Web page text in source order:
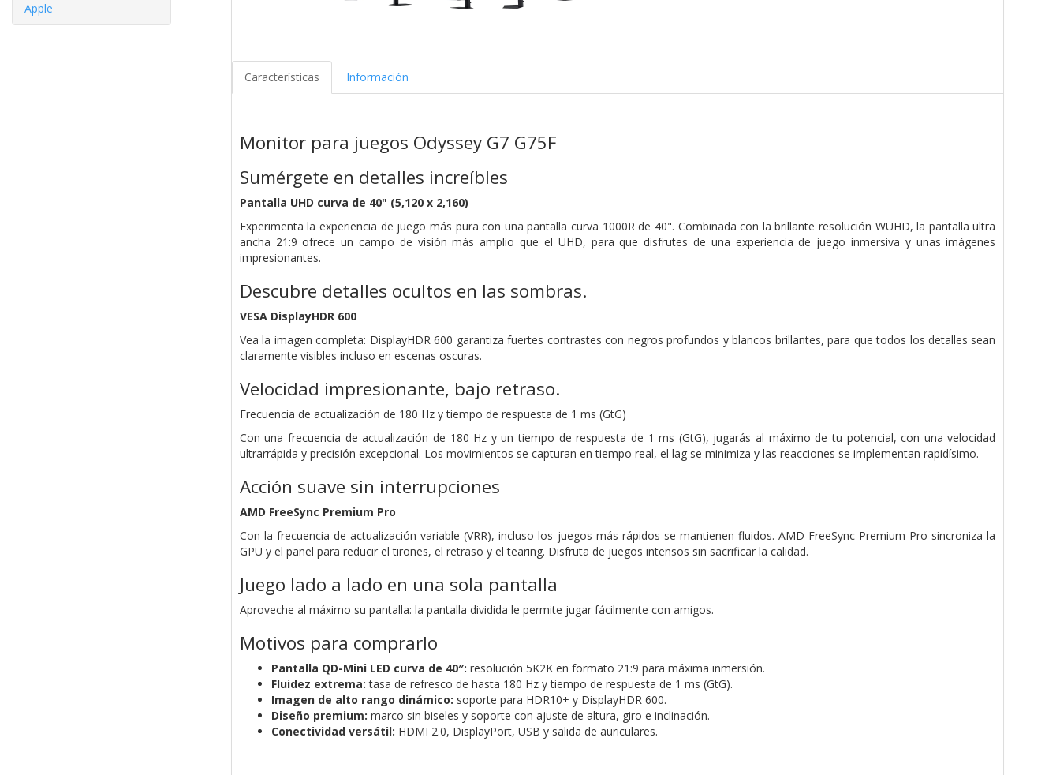
Apple
Características Información
Monitor para juegos Odyssey G7 G75F
Sumérgete en detalles increíbles
Pantalla UHD curva de 40" (5,120 x 2,160)
Experimenta la experiencia de juego más pura con una pantalla curva 1000R de 40". Combinada con la brillante resolución WUHD, la pantalla ultra
ancha 21:9 ofrece un campo de visión más amplio que el UHD, para que disfrutes de una experiencia de juego inmersiva y unas imágenes
impresionantes.
Descubre detalles ocultos en las sombras.
VESA DisplayHDR 600
Vea la imagen completa: DisplayHDR 600 garantiza fuertes contrastes con negros profundos y blancos brillantes, para que todos los detalles sean
claramente visibles incluso en escenas oscuras.
Velocidad impresionante, bajo retraso.
Frecuencia de actualización de 180 Hz y tiempo de respuesta de 1 ms (GtG)
Con una frecuencia de actualización de 180 Hz y un tiempo de respuesta de 1 ms (GtG), jugarás al máximo de tu potencial, con una velocidad
ultrarrápida y precisión excepcional. Los movimientos se capturan en tiempo real, el lag se minimiza y las reacciones se implementan rapidísimo.
Acción suave sin interrupciones
AMD FreeSync Premium Pro
Con la frecuencia de actualización variable (VRR), incluso los juegos más rápidos se mantienen fluidos. AMD FreeSync Premium Pro sincroniza la
GPU y el panel para reducir el tirones, el retraso y el tearing. Disfruta de juegos intensos sin sacrificar la calidad.
Juego lado a lado en una sola pantalla
Aproveche al máximo su pantalla: la pantalla dividida le permite jugar fácilmente con amigos.
Motivos para comprarlo
Pantalla QD-Mini LED curva de 40″: resolución 5K2K en formato 21:9 para máxima inmersión.
Fluidez extrema: tasa de refresco de hasta 180 Hz y tiempo de respuesta de 1 ms (GtG).
Imagen de alto rango dinámico: soporte para HDR10+ y DisplayHDR 600.
Diseño premium: marco sin biseles y soporte con ajuste de altura, giro e inclinación.
Conectividad versátil: HDMI 2.0, DisplayPort, USB y salida de auriculares.